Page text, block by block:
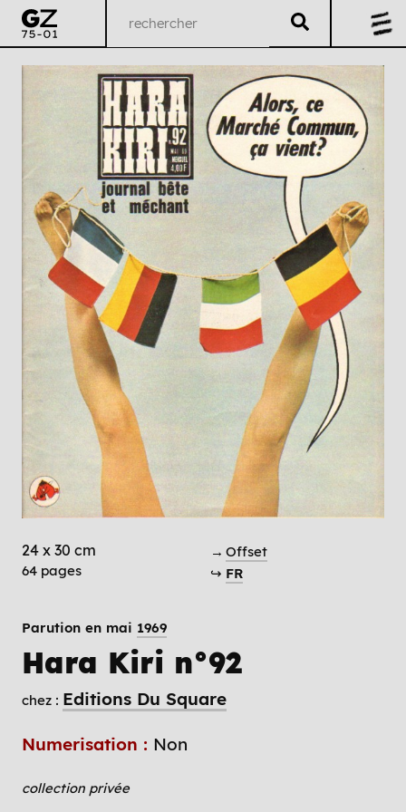
24 x 30 cm
64 pages
→ Offset
↪ FR
Parution en mai 1969
Hara Kiri n°92
chez : Editions Du Square
Numerisation : Non
collection privée